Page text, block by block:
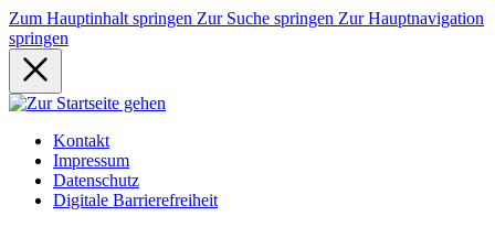
Zum Hauptinhalt springen Zur Suche springen Zur Hauptnavigation
springen
Kontakt
Impressum
Datenschutz
Digitale Barrierefreiheit